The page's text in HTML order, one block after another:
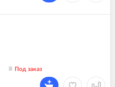
Под заказ